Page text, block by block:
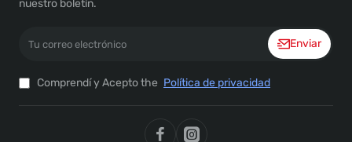
nuestro boletín.
correo
Enviar
Comprendí y Acepto the Política de privacidad